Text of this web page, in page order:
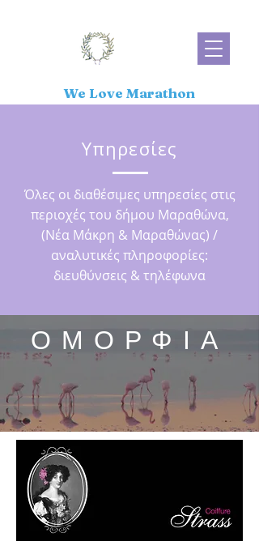
We Love Marathon
Υπηρεσίες
Όλες οι διαθέσιμες υπηρεσίες στις
περιοχές του δήμου Μαραθώνα,
(Νέα Μάκρη & Μαραθώνας) /
αναλυτικές πληροφορίες:
διευθύνσεις & τηλέφωνα
ΟΜΟΡΦΙΑ